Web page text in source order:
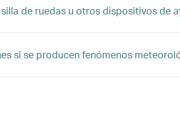
de ruedas u otros dispositivos de
si se producen fenómenos